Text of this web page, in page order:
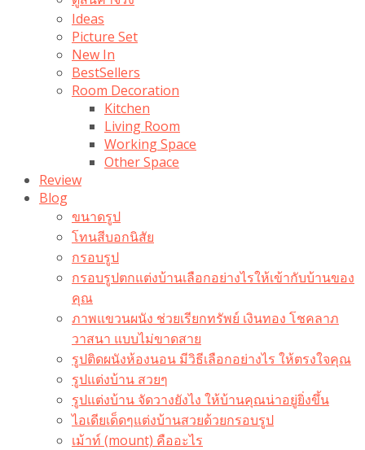
Ideas
Picture Set
New In
BestSellers
Room Decoration
Kitchen
Living Room
Working Space
Other Space
Review
Blog
ขนาดรูป
โทนสีบอกนิสัย
กรอบรูป
กรอบรูปตกแต่งบ้านเลือกอย่างไรให้เข้ากับบ้านของ
คุณ
ภาพแขวนผนัง ช่วยเรียกทรัพย์ เงินทอง โชคลาภ
วาสนา แบบไม่ขาดสาย
รูปติดผนังห้องนอน มีวิธีเลือกอย่างไร ให้ตรงใจคุณ
รูปแต่งบ้าน สวยๆ
รูปแต่งบ้าน จัดวางยังไง ให้บ้านคุณน่าอยู่ยิ่งขึ้น
ไอเดียเด็ดๆแต่งบ้านสวยด้วยกรอบรูป
เม้าท์ (mount) คืออะไร​